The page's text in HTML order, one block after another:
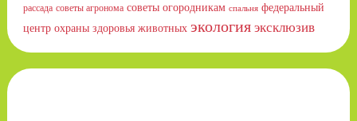
рассада советы агронома советы огородникам спальня федеральный
центр охраны здоровья животных экология эксклюзив